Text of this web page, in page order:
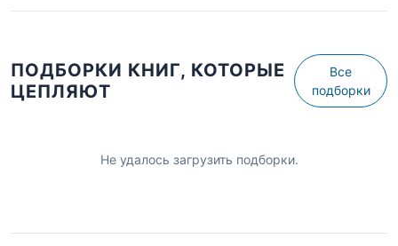
ПОДБОРКИ КНИГ, КОТОРЫЕ
ЦЕПЛЯЮТ
Все
подборки
Не удалось загрузить подборки.